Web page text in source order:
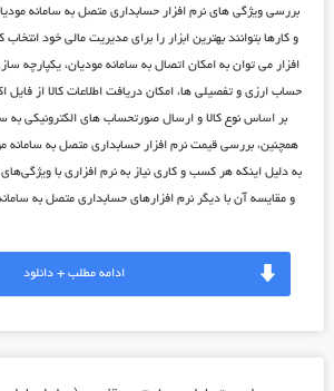
بررسی ویژگی ‌های نرم افزار حسابداری متصل به سامانه
و کارها بتوانند بهترین ابزار را برای مدیریت مالی خود
افزار می ‌توان به امکان اتصال به سامانه مودیان، یکپارچه
حساب ارزی و تفصیلی‌ ها، امکان دریافت اطلاعات کالا از
بر اساس نوع کالا و ارسال صورتحساب‌ های الکترونیکی به
همچنین، بررسی قیمت نرم افزار حسابداری متصل به سامانه
به دلیل اینکه هر کسب و کاری نیاز به نرم افزاری با
و مقایسه آن با دیگر نرم افزارهای حسابداری متصل به
ادامه مطلب + دانلود